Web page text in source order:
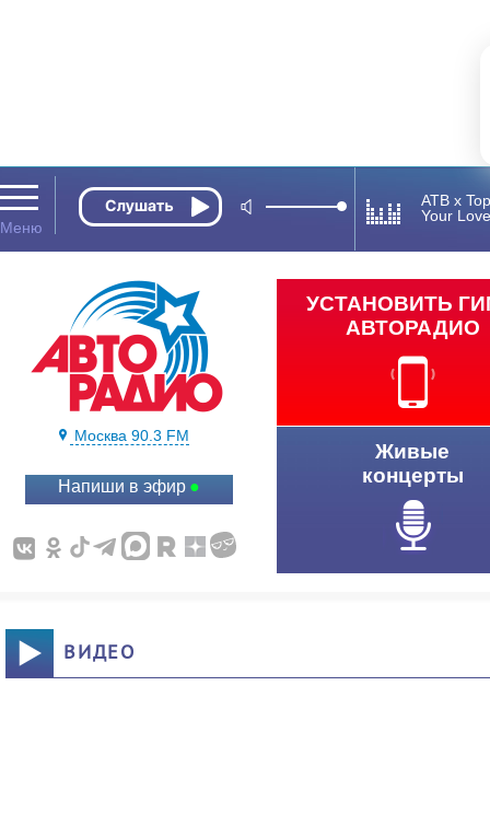
ATB x
Your
Москва 90.3 FM
Напиши в эфир
УСТАНОВИТЬ
АВТОРАДИО
Живые
концерты
ВИДЕО